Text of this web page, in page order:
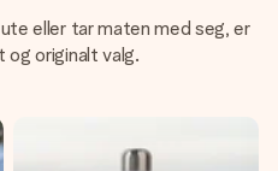
eller tar maten med seg, er
originalt valg.